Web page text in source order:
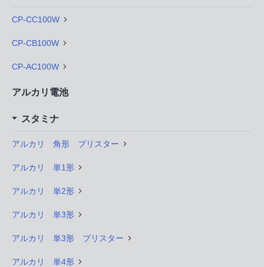
CP-CC100W
CP-CB100W
CP-AC100W
アルカリ電池
スタミナ
アルカリ 角形 ブリスター
アルカリ 単1形
アルカリ 単2形
アルカリ 単3形
アルカリ 単3形 ブリスター
アルカリ 単4形